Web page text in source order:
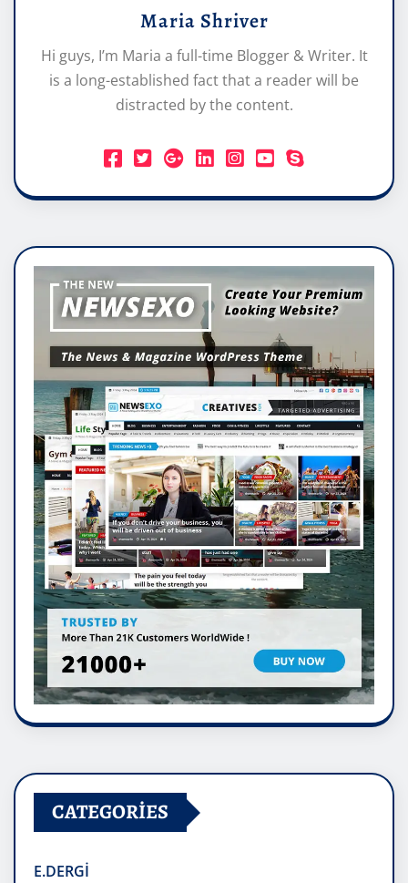
Maria Shriver
Hi guys, I’m Maria a full-time Blogger & Writer. It
is a long-established fact that a reader will be
distracted by the content.
CATEGORIES
E.DERGİ